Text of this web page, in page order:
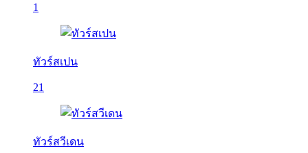
1
ทัวร์สเปน
21
ทัวร์สวีเดน